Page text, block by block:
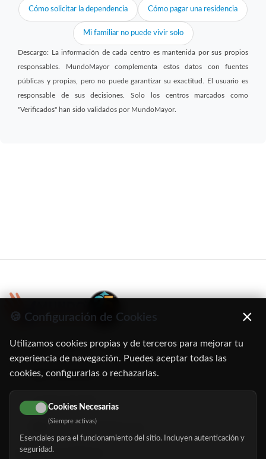
Cómo solicitar la dependencia Cómo pagar una residencia
Mi familiar no puede vivir solo
Descargo: La información de cada centro es mantenida por sus propios
responsables. MundoMayor complementa estos datos con fuentes
públicas y propias, pero no puede garantizar su exactitud. El usuario es
responsable de sus decisiones. Solo los centros marcados como
"Verificados" han sido validados por MundoMayor.
C/ Oruro, 11. 28016 Madrid
91 345 06 26
616 113 103
hola@mundomayor.com
Buscador de residencias
🍪 Configuración de Cookies ×
Utilizamos cookies propias y de terceros para mejorar tu
experiencia de navegación. Puedes aceptar todas las
cookies, configurarlas o rechazarlas.
Cookies Necesarias
(Siempre activas)
Esenciales para el funcionamiento del sitio. Incluyen autenticación y
seguridad.